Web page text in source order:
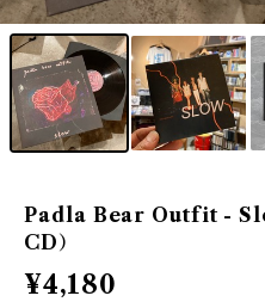
Padla Bear Outfit -
CD）
¥4,180